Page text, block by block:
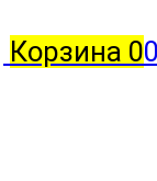
Корзина 0